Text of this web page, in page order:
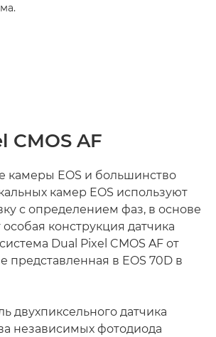
CMOS AF
камеры EOS и большинство
камер EOS используют
с определением фаз, в основе
конструкция датчика
Dual Pixel CMOS AF от
представленная в EOS 70D в
двухпиксельного датчика
независимых фотодиода